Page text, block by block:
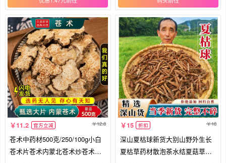
11.2 官方立减 12.8
苍术中药材500克/250/100g小白
苍术片苍术内蒙北苍术炒苍术粉
15 折扣 18
深山夏枯球新货大别山野外生长
夏枯草药材散泡茶水结夏菇草夏